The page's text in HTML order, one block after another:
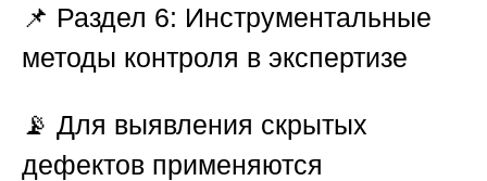
📌 Раздел 6: Инструментальные
методы контроля в экспертизе
📡 Для выявления скрытых
дефектов применяются